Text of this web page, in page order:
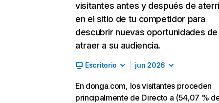
visitantes antes y después de
en el sitio de tu competidor para
descubrir nuevas oportunidades de
atraer a su audiencia.
Escritorio jun 2026
En donga.com, los visitantes proceden
principalmente de Directo a (54,07 %